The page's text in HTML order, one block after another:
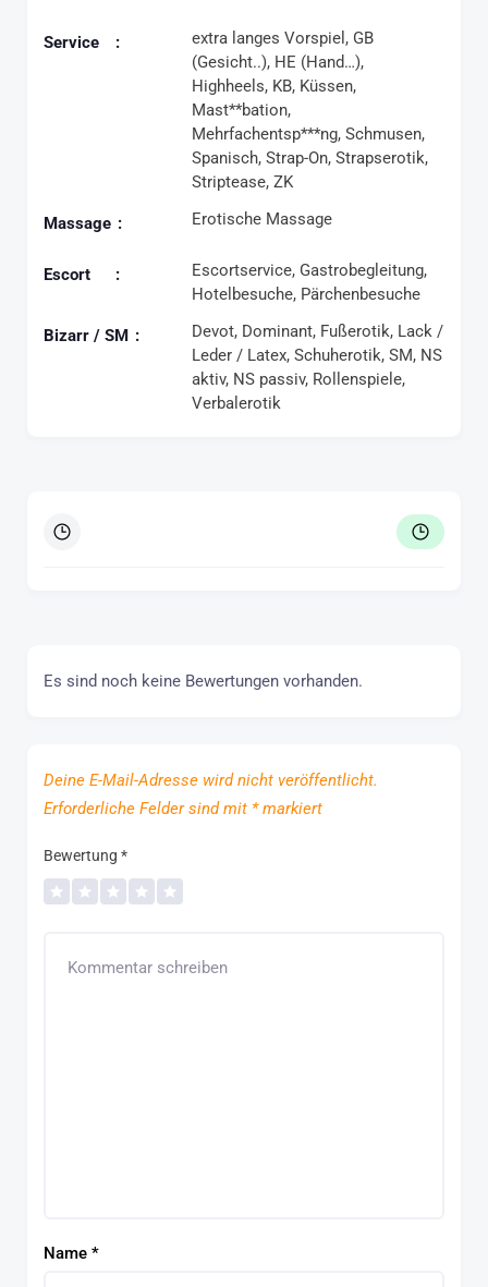
Service
extra langes Vorspiel, GB
(Gesicht..), HE (Hand…),
Highheels, KB, Küssen,
Mast**bation,
Mehrfachentsp***ng, Schmusen,
Spanisch, Strap-On, Strapserotik,
Striptease, ZK
Massage Erotische Massage
Escort
Escortservice, Gastrobegleitung,
Hotelbesuche, Pärchenbesuche
Bizarr / SM
Devot, Dominant, Fußerotik, Lack /
Leder / Latex, Schuherotik, SM, NS
aktiv, NS passiv, Rollenspiele,
Verbalerotik
Es sind noch keine Bewertungen vorhanden.
Deine E-Mail-Adresse wird nicht veröffentlicht.
Erforderliche Felder sind mit *markiert
Bewertung *
Name *